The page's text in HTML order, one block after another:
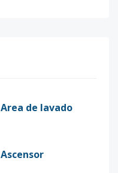
Area de lavado
Ascensor